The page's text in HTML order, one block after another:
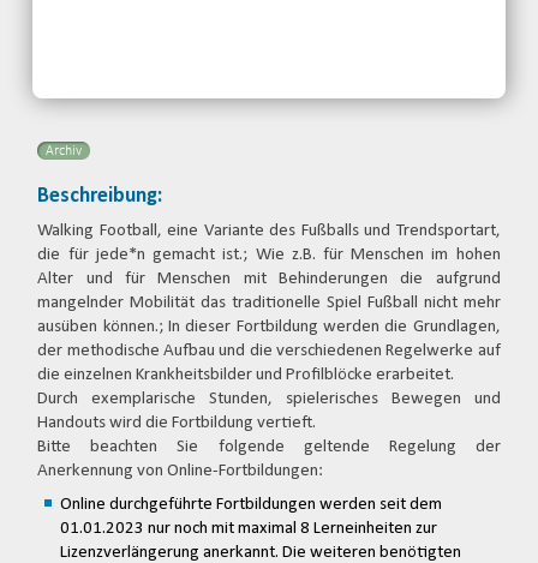
Email
Archiv
Beschreibung:
Walking Football, eine Variante des Fußballs und Trendsportart,
die für jede*n gemacht ist.; Wie z.B. für Menschen im hohen
Alter und für Menschen mit Behinderungen die aufgrund
mangelnder Mobilität das traditionelle Spiel Fußball nicht mehr
ausüben können.; In dieser Fortbildung werden die Grundlagen,
der methodische Aufbau und die verschiedenen Regelwerke auf
die einzelnen Krankheitsbilder und Profilblöcke erarbeitet.
Durch exemplarische Stunden, spielerisches Bewegen und
Handouts wird die Fortbildung vertieft.
Bitte beachten Sie folgende geltende Regelung der
Anerkennung von Online-Fortbildungen:
Online durchgeführte Fortbildungen werden seit dem
01.01.2023 nur noch mit maximal 8 Lerneinheiten zur
Lizenzverlängerung anerkannt. Die weiteren benötigten